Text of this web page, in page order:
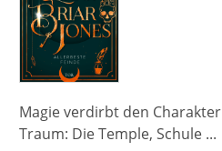
Magie verdirbt den
Traum: Die Temple, Schule ...